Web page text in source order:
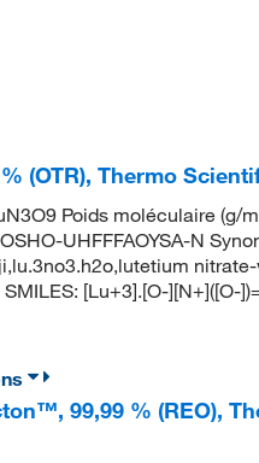
(OTR), Thermo
Poids moléculaire (g/
UHFFFAOYSA-N
[Lu+3].[O-][N+]([O-
99,99 % (REO),